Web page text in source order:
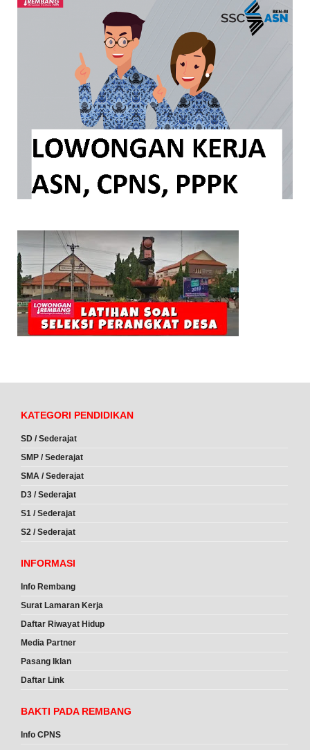
KATEGORI PENDIDIKAN
SD / Sederajat
SMP / Sederajat
SMA / Sederajat
D3 / Sederajat
S1 / Sederajat
S2 / Sederajat
INFORMASI
Info Rembang
Surat Lamaran Kerja
Daftar Riwayat Hidup
Media Partner
Pasang Iklan
Daftar Link
BAKTI PADA REMBANG
Info CPNS